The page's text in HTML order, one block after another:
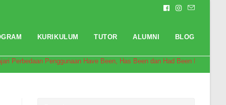
KURIKULUM TUTOR ALUMNI BLOG
Perbedaan Penggunaan Have Been, Has Been dan Had Been Ini Yuk!